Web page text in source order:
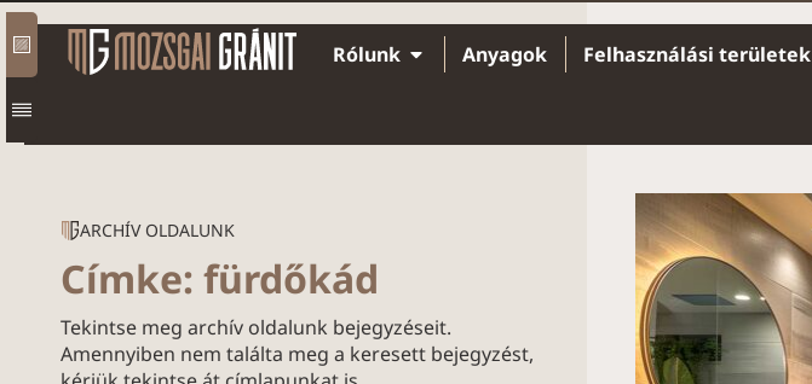
Rólunk Anyagok Felhasználási területek
ARCHÍV OLDALUNK
Címke: fürdőkád
Tekintse meg archív oldalunk bejegyzéseit.
Amennyiben nem találta meg a keresett bejegyzést,